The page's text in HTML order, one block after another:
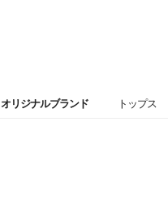
オリジナルブランド トップス